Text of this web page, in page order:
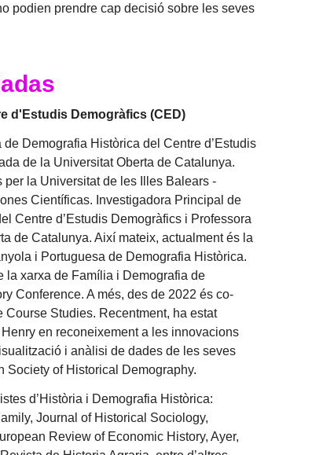
podien prendre cap decisió sobre les seves
d'Estudis Demogràfics (CED)
de Demografia Històrica del Centre d’Estudis
de la Universitat Oberta de Catalunya.
la Universitat de les Illes Balears -
Científicas. Investigadora Principal de
Centre d’Estudis Demogràfics i Professora
de Catalunya. Així mateix, actualment és la
i Portuguesa de Demografia Històrica.
la xarxa de Família i Demografia de
Conference. A més, des de 2022 és co-
Studies. Recentment, ha estat
en reconeixement a les innovacions
i anàlisi de dades de les seves
Society of Historical Demography.
d’Història i Demografia Històrica:
Journal of Historical Sociology,
Review of Economic History, Ayer,